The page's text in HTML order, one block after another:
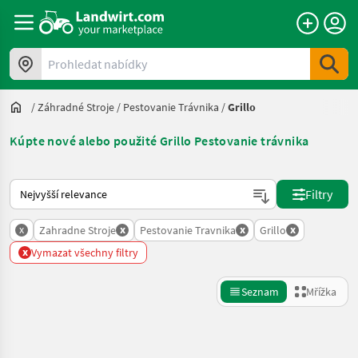
Prohledat nabídky
/Záhradné Stroje / Pestovanie Trávnika /Grillo
Kúpte nové alebo použité Grillo Pestovanie trávnika
Takto se řadí nabídky na Landwirt.com
Filtry
x Zahradne Stroje x Pestovanie Travnika x Grillo x
x Vymazat všechny filtry
Seznam Mřížka